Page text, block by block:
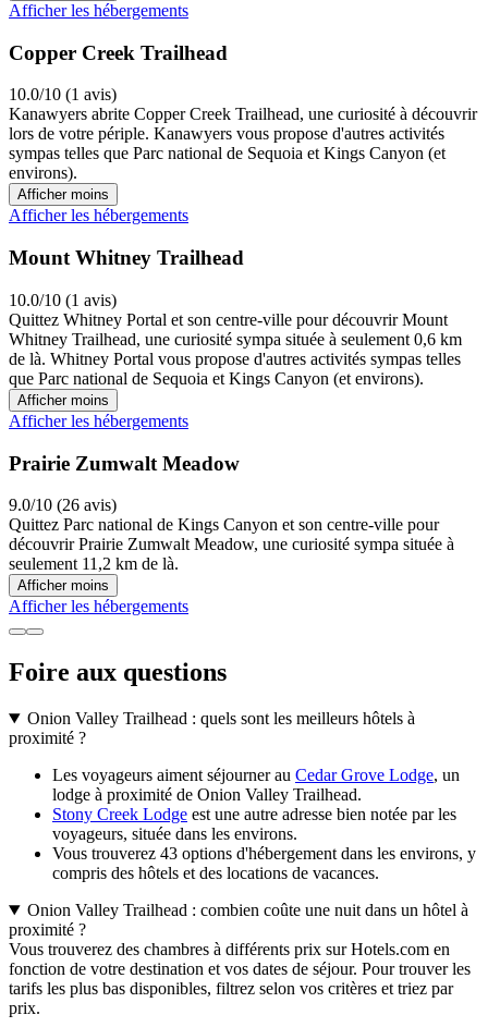
Afficher les hébergements
Copper Creek Trailhead
10.0/10 (1 avis)
Kanawyers abrite Copper Creek Trailhead, une curiosité à découvrir
lors de votre périple. Kanawyers vous propose d'autres activités
sympas telles que Parc national de Sequoia et Kings Canyon (et
environs).
Afficher moins
Afficher les hébergements
Mount Whitney Trailhead
10.0/10 (1 avis)
Quittez Whitney Portal et son centre-ville pour découvrir Mount
Whitney Trailhead, une curiosité sympa située à seulement 0,6 km
de là. Whitney Portal vous propose d'autres activités sympas telles
que Parc national de Sequoia et Kings Canyon (et environs).
Afficher moins
Afficher les hébergements
Prairie Zumwalt Meadow
9.0/10 (26 avis)
Quittez Parc national de Kings Canyon et son centre-ville pour
découvrir Prairie Zumwalt Meadow, une curiosité sympa située à
seulement 11,2 km de là.
Afficher moins
Afficher les hébergements
Foire aux questions
Onion Valley Trailhead : quels sont les meilleurs hôtels à
proximité ?
Les voyageurs aiment séjourner au Cedar Grove Lodge, un
lodge à proximité de Onion Valley Trailhead.
Stony Creek Lodge est une autre adresse bien notée par les
voyageurs, située dans les environs.
Vous trouverez 43 options d'hébergement dans les environs, y
compris des hôtels et des locations de vacances.
Onion Valley Trailhead : combien coûte une nuit dans un hôtel à
proximité ?
Vous trouverez des chambres à différents prix sur Hotels.com en
fonction de votre destination et vos dates de séjour. Pour trouver les
tarifs les plus bas disponibles, filtrez selon vos critères et triez par
prix.